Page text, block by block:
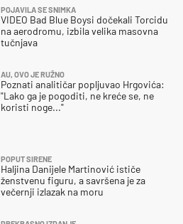
POJAVILA SE SNIMKA
VIDEO Bad Blue Boysi dočekali Torcidu
na aerodromu, izbila velika masovna
tučnjava
AU, OVO JE RUŽNO
Poznati analitičar popljuvao Hrgovića:
"Lako ga je pogoditi, ne kreće se, ne
koristi noge..."
POPUT SIRENE
Haljina Danijele Martinović ističe
ženstvenu figuru, a savršena je za
večernji izlazak na moru